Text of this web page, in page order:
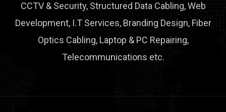
CCTV & Security, Structured Data Cabling, Web
Development, I.T Services, Branding Design, Fiber
Optics Cabling, Laptop & PC Repairing,
Telecommunications etc.